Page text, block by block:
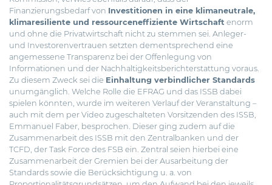
Finanzierungsbedarf von Investitionen in eine klimaneutrale,
klimaresiliente und ressourceneffiziente Wirtschaft enorm
und ohne die Privatwirtschaft nicht zu stemmen sei. Anleger-
und Investorenvertrauen setzten dementsprechend eine
angemessene Transparenz bei der Offenlegung von
Informationen und der Nachhaltigkeitsberichterstattung voraus.
Zu diesem Zweck sei die Einhaltung verbindlicher Standards
unumgänglich. Welche Rolle die EFRAG und das ISSB dabei
spielen könnten, wurde im weiteren Verlauf der Veranstaltung –
auch mit dem per Video zugeschalteten Vorsitzenden des ISSB,
Emmanuel Faber, besprochen. Dieser ging zudem auf die
Zusammenarbeit des ISSB mit den Zentralbanken und der
TCFD, der Task Force des FSB ein. Zentral seien hierbei eine
Zusammenarbeit der Gremien bei der Ausarbeitung der
Standards sowie die Berücksichtigung u. a. von